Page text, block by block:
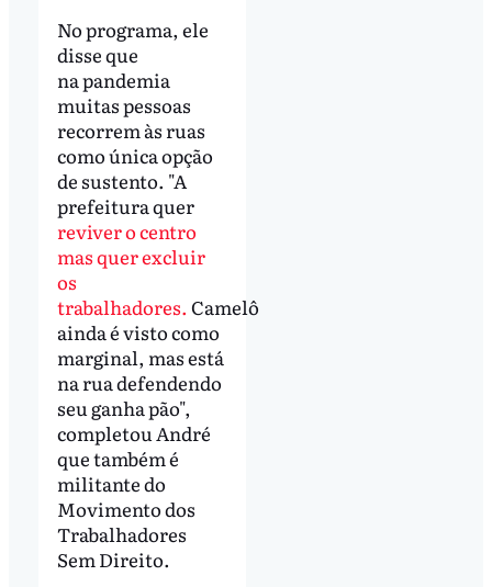
No programa, ele
disse que
na pandemia
muitas pessoas
recorrem às ruas
como única opção
de sustento. "A
prefeitura quer
reviver o centro
mas quer excluir
os
trabalhadores. Camelô
ainda é visto como
marginal, mas está
na rua defendendo
seu ganha pão",
completou André
que também é
militante do
Movimento dos
Trabalhadores
Sem Direito.